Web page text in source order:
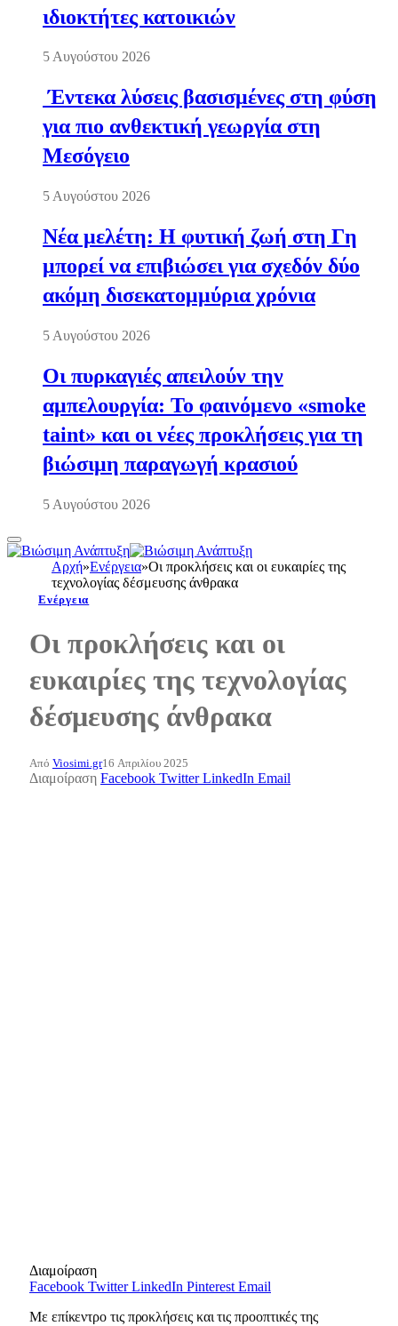
ιδιοκτήτες κατοικιών
5 Αυγούστου 2026
Έντεκα λύσεις βασισμένες στη φύση
για πιο ανθεκτική γεωργία στη
Μεσόγειο
5 Αυγούστου 2026
Νέα μελέτη: Η φυτική ζωή στη Γη
μπορεί να επιβιώσει για σχεδόν δύο
ακόμη δισεκατομμύρια χρόνια
5 Αυγούστου 2026
Οι πυρκαγιές απειλούν την
αμπελουργία: Το φαινόμενο «smoke
taint» και οι νέες προκλήσεις για τη
βιώσιμη παραγωγή κρασιού
5 Αυγούστου 2026
Αρχή»Ενέργεια»Οι προκλήσεις και οι ευκαιρίες της
τεχνολογίας δέσμευσης άνθρακα
Ενέργεια
Οι προκλήσεις και οι
ευκαιρίες της τεχνολογίας
δέσμευσης άνθρακα
Από Viosimi.gr16 Απριλίου 2025
Διαμοίραση Facebook Twitter LinkedIn Email
Διαμοίραση
Facebook Twitter LinkedIn Pinterest Email
Με επίκεντρο τις προκλήσεις και τις προοπτικές της